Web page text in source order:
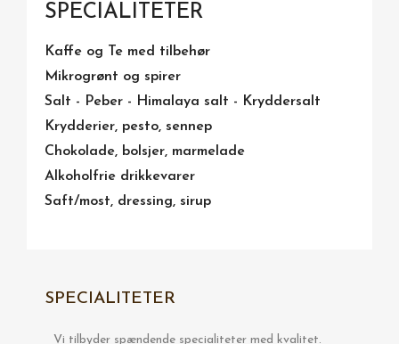
SPECIALITETER
Kaffe og Te med tilbehør
Mikrogrønt og spirer
Salt - Peber - Himalaya salt - Kryddersalt
Krydderier, pesto, sennep
Chokolade, bolsjer, marmelade
Alkoholfrie drikkevarer
Saft/most, dressing, sirup
SPECIALITETER
Vi tilbyder spændende specialiteter med kvalitet.